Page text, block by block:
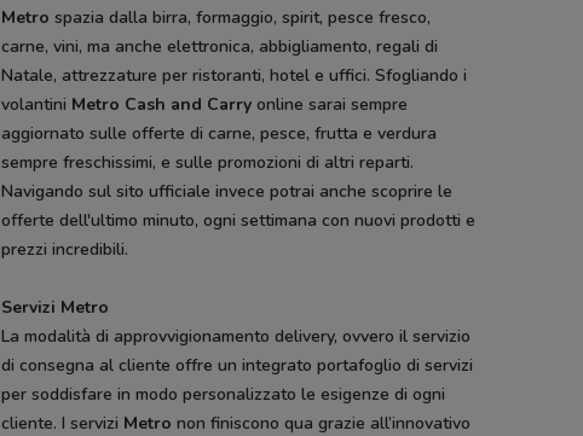
Metro spazia dalla birra, formaggio, spirit, pesce fresco,
carne, vini, ma anche elettronica, abbigliamento, regali di
Natale, attrezzature per ristoranti, hotel e uffici. Sfogliando i
volantini Metro Cash and Carry online sarai sempre
aggiornato sulle offerte di carne, pesce, frutta e verdura
sempre freschissimi, e sulle promozioni di altri reparti.
Navigando sul sito ufficiale invece potrai anche scoprire le
offerte dell'ultimo minuto, ogni settimana con nuovi prodotti e
prezzi incredibili.
Servizi Metro
La modalità di approvvigionamento delivery, ovvero il servizio
di consegna al cliente offre un integrato portafoglio di servizi
per soddisfare in modo personalizzato le esigenze di ogni
cliente. I servizi Metro non finiscono qua grazie all’innovativo